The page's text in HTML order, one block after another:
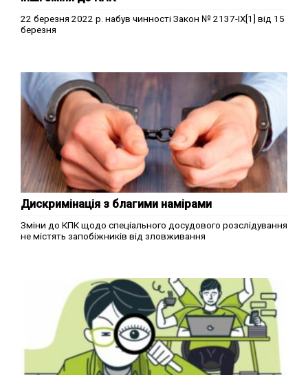
22 березня 2022 р. набув чинності Закон № 2137-ІХ[1] від 15
березня
Дискримінація з благими намірами
Зміни до КПК щодо спеціального досудового розслідування
не містять запобіжників від зловживання